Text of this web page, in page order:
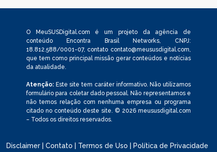
O MeuSUSDigital.com é um projeto da agência de
conteúdo Encontra Brasil Networks, CNPJ:
18.812.588/0001-07, contato contato@meususdigital.com,
que tem como principal missão gerar conteúdos e notícias
da atualidade.
Atenção:Este site tem caráter informativo. Não utilizamos
formulário para coletar dado pessoal. Não representamos e
não temos relação com nenhuma empresa ou programa
citado no conteúdo deste site. © 2026 meususdigital.com
– Todos os direitos reservados.
Disclaimer |Contato Termos de Uso Política de Privacidade